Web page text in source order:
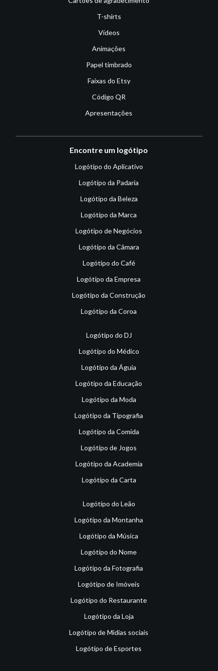
T-shirts
Vídeos
Animações
Papel timbrado
Faixas do Etsy
Código QR
Apresentações
Encontre um logótipo
Logótipo do Aplicativo
Logótipo da Padaria
Logótipo da Beleza
Logótipo da Marca
Logótipo de Negócios
Logótipo da Câmara
Logótipo do Café
Logótipo da Empresa
Logótipo da Construção
Logótipo da Coroa
Logótipo do DJ
Logótipo do Médico
Logótipo da Águia
Logótipo da Educação
Logótipo da Moda
Logótipo da Tipografia
Logótipo da Comida
Logótipo de Jogos
Logótipo da Academia
Logótipo da Carta
Logótipo do Leão
Logótipo da Montanha
Logótipo da Música
Logótipo do Nome
Logótipo da Fotografia
Logótipo de Imóveis
Logótipo do Restaurante
Logótipo da Loja
Logótipo de Mídias sociais
Logótipo de Esportes